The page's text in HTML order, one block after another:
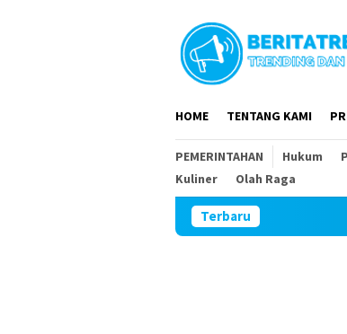
HOME TENTANG KAMI
PEMERINTAHAN Hukum
Kuliner
Olah Raga
Terbaru Hebat